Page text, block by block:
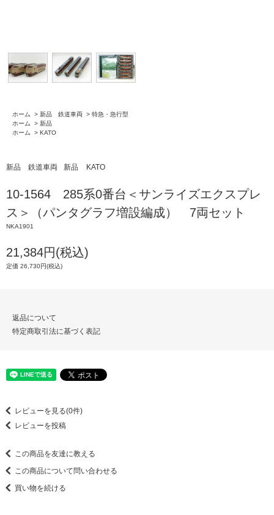
ホーム > 新品 鉄道車両 > 特急・急行型
ホーム
> 新品
ホーム
> KATO
新品 鉄道車両 新品 KATO
10-1564 285系0番台＜サンライズエクスプレ
ス＞（パンタグラフ増設編成） 7両セット
NKA1901
21,384円(税込)
定価 26,730円(税込)
返品について
特定商取引法に基づく表記
レビューを見る(0件)
レビューを投稿
この商品を友達に教える
この商品について問い合わせる
買い物を続ける